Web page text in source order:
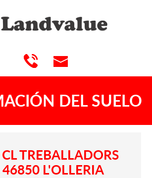
DEL SUELO
TREBALLADORS
L'OLLERIA